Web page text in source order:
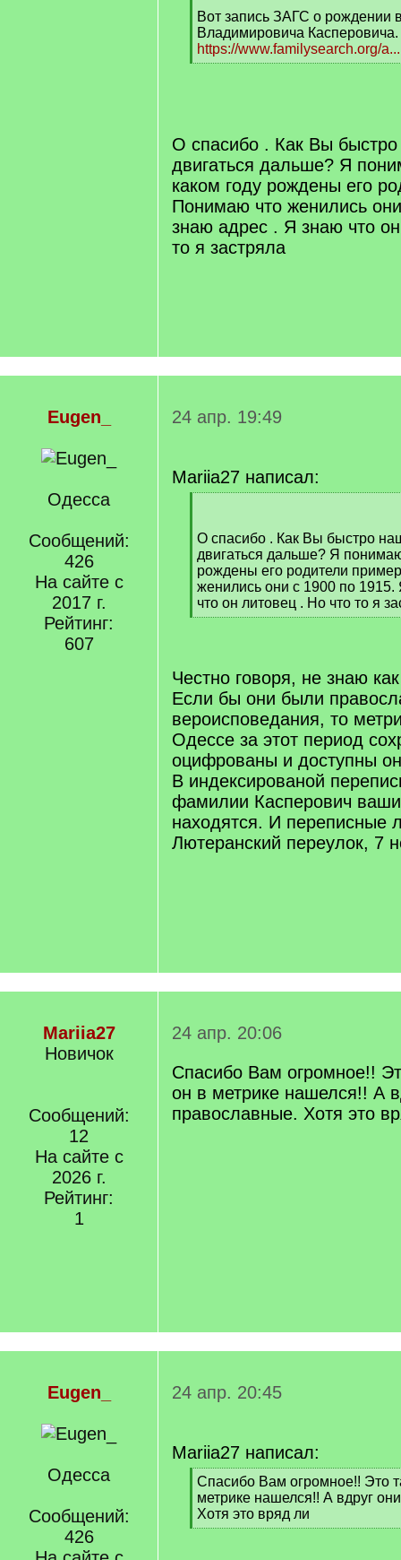
Вот запись ЗАГС о рождении
Владимировича Касперовича.
https://www.familysearch.org/
[
О спасибо . Как Вы
двигаться дальше? Я
каком году рождены его
Понимаю что женились
знаю адрес . Я знаю что
то я застряла
Eugen_
Одесса
Сообщений:
426
На сайте с
2017 г.
Рейтинг:
607
24 апр. 19:49
Mariia27 написал:
]О спасибо . Как Вы быстро
двигаться дальше? Я
рождены его родители
женились они с 1900 по
что он литовец . Но что то я
[
Честно говоря, не знаю
Если бы они были
вероисповедания, то
Одессе за этот период
оцифрованы и доступны
В индексированой
фамилии Касперович
находятся. И переписные
Лютеранский переулок, 7
Mariia27
Новичок
Сообщений:
12
На сайте с
2026 г.
Рейтинг:
1
24 апр. 20:06
Спасибо Вам огромное!!
он в метрике нашелся!! А
православные. Хотя это
Eugen_
Одесса
Сообщений:
426
24 апр. 20:45
Mariia27 написал:
[
q
]
Спасибо Вам огромное!! Это
метрике нашелся!! А вдруг
Хотя это вряд ли
[